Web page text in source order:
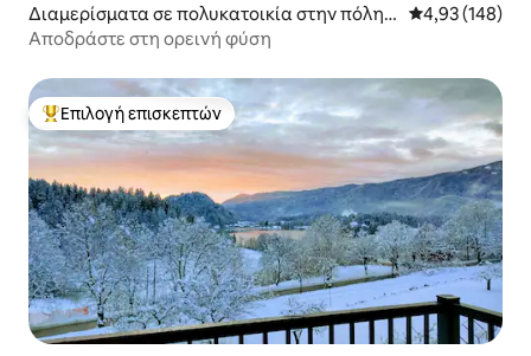
Διαμερίσματα σε πολυκατοικία στην πόλη
Grahovo ob Bači
Μέση
4,93 (148)
Αποδράστε στη ορεινή φύση
Κορυφαία επιλογή επισκεπτών
Επιλογή επισκεπτών